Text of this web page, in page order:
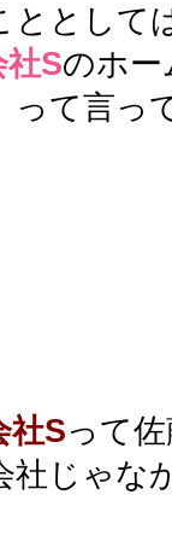
ととして
社Sのホ
って言っ
社Sって
社じゃな